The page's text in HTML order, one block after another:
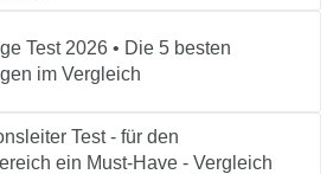
Test 2026 • Die 5 besten
im Vergleich
Test - für den
ein Must-Have - Vergleich